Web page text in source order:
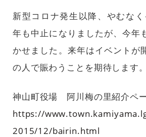
新型コロナ発生以降、やむな
年も中止になりましたが、今年
かせました。来年はイベントが
の人で賑わうことを期待します。
神山町役場 阿川梅の里紹介ペ
https://
2015/12/bairin.html